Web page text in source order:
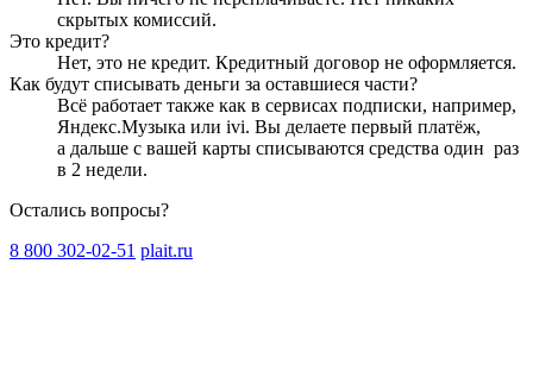
скрытых комиссий.
Это кредит?
Нет, это не кредит. Кредитный договор не оформляется.
Как будут списывать деньги за оставшиеся части?
Всё работает также как в сервисах подписки, например,
Яндекс.Музыка или ivi. Вы делаете первый платёж,
а дальше с вашей карты списываются средства один раз
в 2 недели.
Остались вопросы?
8 800 302-02-51 plait.ru